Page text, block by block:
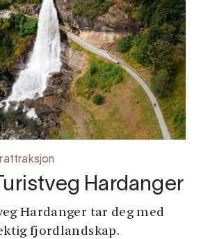
Hardanger
Hardanger tar deg med
fjordlandskap.